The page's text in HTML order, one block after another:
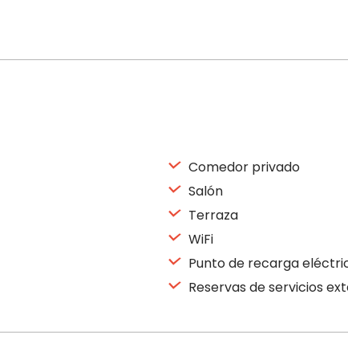
Comedor privado
Salón
Terraza
WiFi
Punto de recarga
Reservas de servicios